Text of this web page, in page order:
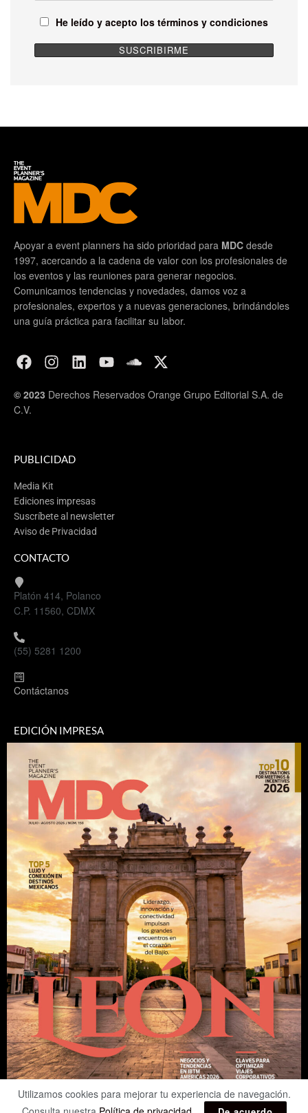
He leído y acepto los términos y condiciones
Apoyar a event planners ha sido prioridad para MDC desde
1997, acercando a la cadena de valor con los profesionales de
los eventos y las reuniones para generar negocios.
Comunicamos tendencias y novedades, damos voz a
profesionales, expertos y a nuevas generaciones, brindándoles
una guía práctica para facilitar su labor.
© 2023 Derechos Reservados Orange Grupo Editorial S.A. de
C.V.
PUBLICIDAD
Media Kit
Ediciones impresas
Suscríbete al newsletter
Aviso de Privacidad
CONTACTO
Platón 414, Polanco
C.P. 11560, CDMX
(55) 5281 1200
Contáctanos
EDICIÓN IMPRESA
Utilizamos cookies para mejorar tu experiencia de navegación.